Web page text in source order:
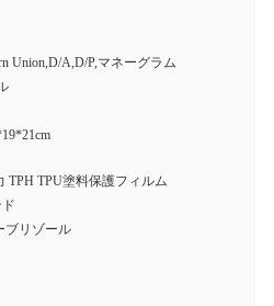
Union,D/A,D/P,マネーグラム
TPH TPU塗料保護フィルム
ブリゾール